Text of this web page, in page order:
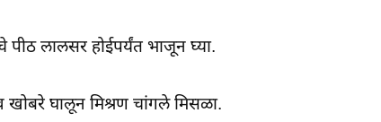
लालसर होईपर्यंत भाजून घ्या.
घालून मिश्रण चांगले मिसळा.